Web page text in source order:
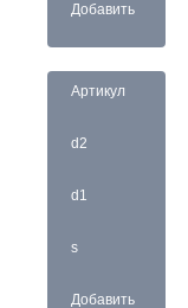
Добавить
Артикул
d2
d1
s
Добавить